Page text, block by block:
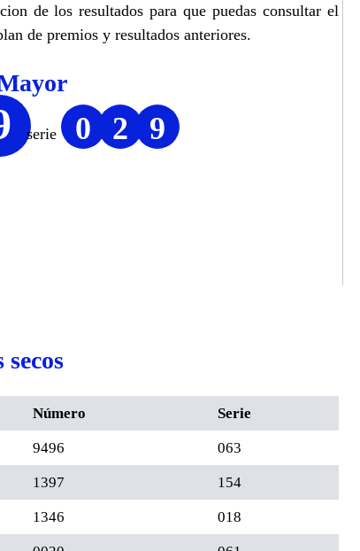
de los resultados para que puedas consultar el
de premios y resultados anteriores.
serie 0 2 9
Número Serie
9496 063
1397 154
1346 018